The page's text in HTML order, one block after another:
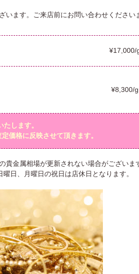
います。ご来店前にお問い合わせください
¥17,000/
¥8,300/g
します。
価格に反映させて頂きます。
貴金属相場が更新されない場合がございま
日、月曜日の祝日は店休日となります。